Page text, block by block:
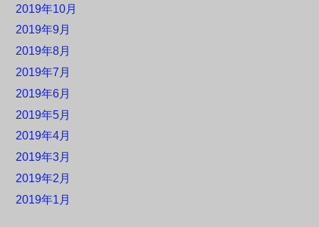
2019年10月
2019年9月
2019年8月
2019年7月
2019年6月
2019年5月
2019年4月
2019年3月
2019年2月
2019年1月